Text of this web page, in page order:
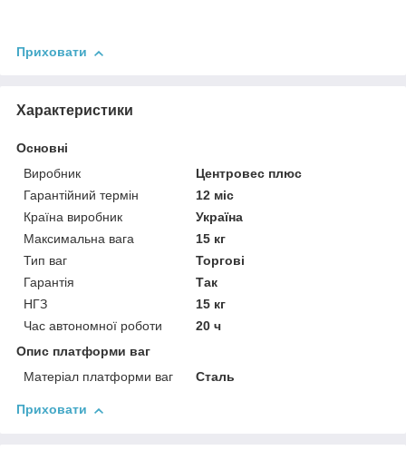
Приховати
Характеристики
Основні
Виробник
Центровес плюс
Гарантійний термін
12 міс
Країна виробник
Україна
Максимальна вага
15 кг
Тип ваг
Торгові
Гарантія
Так
НГЗ
15 кг
Час автономної роботи
20 ч
Опис платформи ваг
Матеріал платформи ваг
Сталь
Приховати